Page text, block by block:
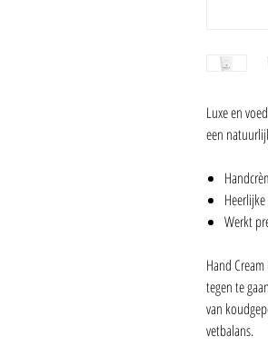
Luxe en
een
Werkt
Hand
tegen te
van
vetbalans.